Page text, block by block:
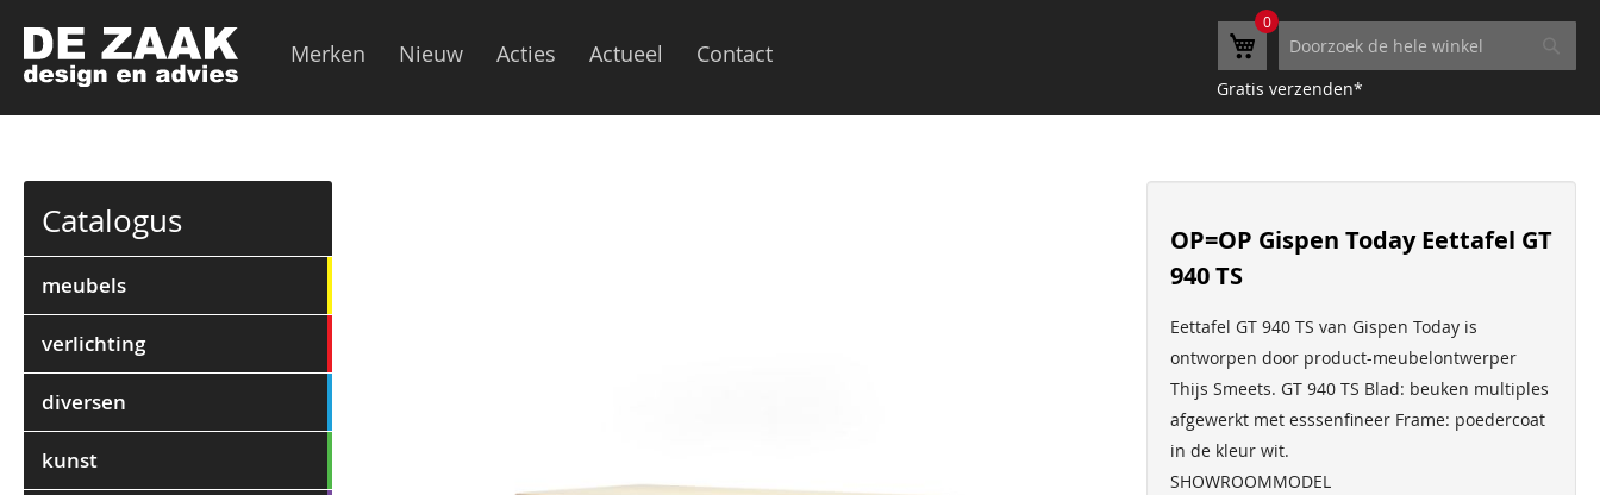
Search
Winkelwagen
0
Gratis verzenden*
Merken Nieuw Acties Actueel Contact
OP=OP Gispen Today Eettafel GT
940 TS
Eettafel GT 940 TS van Gispen Today is
ontworpen door product-meubelontwerper
Thijs Smeets. GT 940 TS Blad: beuken multiples
afgewerkt met esssenfineer Frame: poedercoat
in de kleur wit.
SHOWROOMMODEL
Catalogus
meubels
verlichting
diversen
kunst